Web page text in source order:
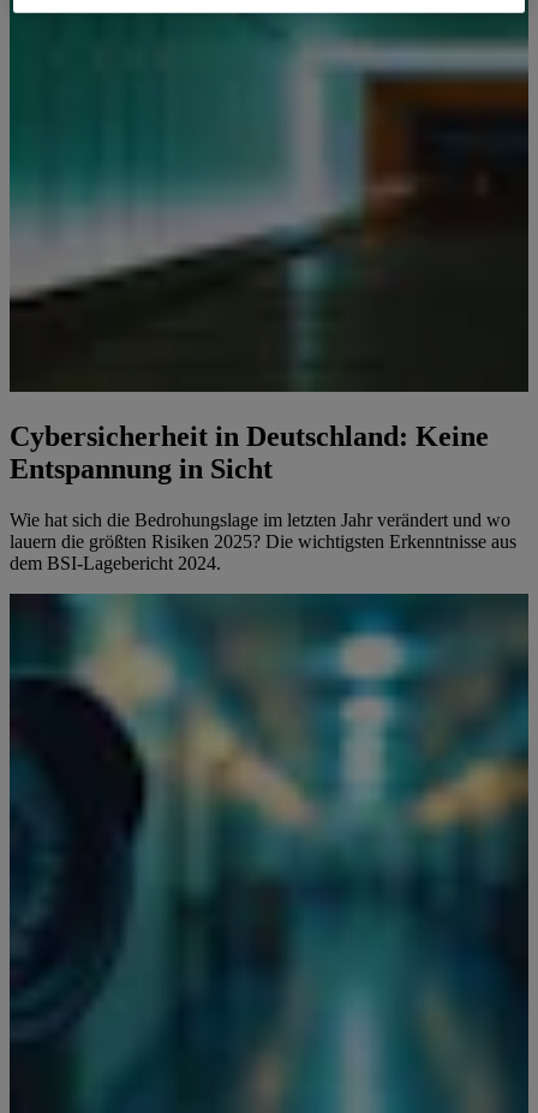
Cybersicherheit in Deutschland: Keine
Entspannung in Sicht
Wie hat sich die Bedrohungslage im letzten Jahr verändert und wo
lauern die größten Risiken 2025? Die wichtigsten Erkenntnisse aus
dem BSI-Lagebericht 2024.